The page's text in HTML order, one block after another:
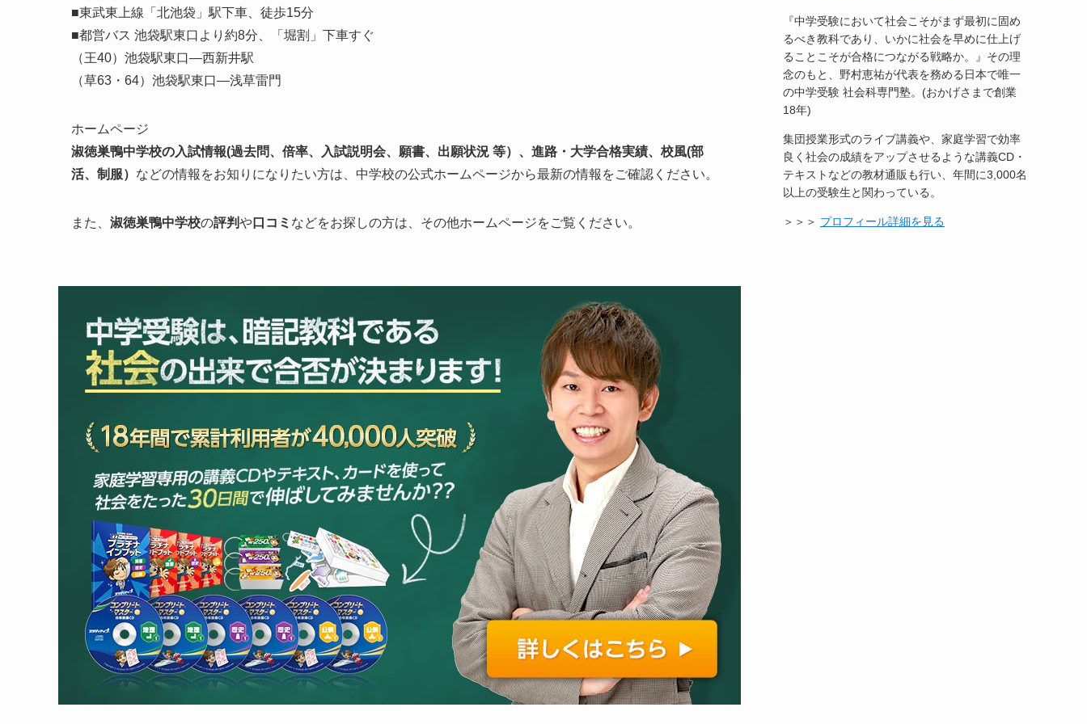
■東武東上線「北池袋」駅下車、徒歩15分
■都営バス 池袋駅東口より約8分、「堀割」下車すぐ
（王40）池袋駅東口―西新井駅
（草63・64）池袋駅東口―浅草雷門
ホームページ
淑徳巣鴨中学校の入試情報(過去問、倍率、入試説明会、願書、出願状況 等）、進路・大学合格実績、校風(部
活、制服） などの情報をお知りになりたい方は、中学校の公式ホームページから最新の情報をご確認ください。
また、 淑徳巣鴨中学校の評判や口コミ などをお探しの方は、その他ホームページをご覧ください。
『中学受験において社会こそがまず最初に固め
るべき教科であり、いかに社会を早めに仕上げ
ることこそが合格につながる戦略か。』その理
念のもと、野村恵祐が代表を務める日本で唯一
の中学受験 社会科専門塾。(おかげさまで創業
18年)
集団授業形式のライブ講義や、家庭学習で効率
良く社会の成績をアップさせるような講義CD・
テキストなどの教材通販も行い、年間に3,000名
以上の受験生と関わっている。
＞＞＞ プロフィール詳細を見る